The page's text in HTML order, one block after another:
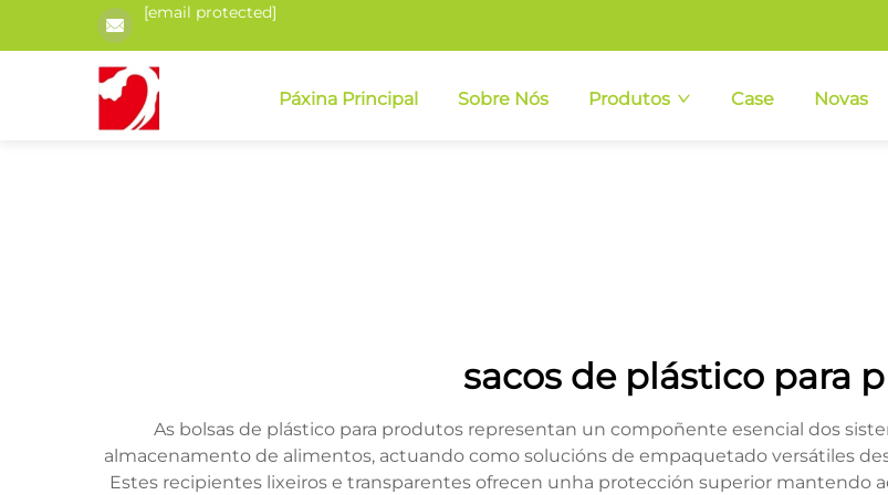
[email protected]
Páxina Principal Sobre Nós Produtos Case Novas
sacos de plástico para
As bolsas de plástico para produtos representan un compoñente esencial dos
almacenamento de alimentos, actuando como solucións de empaquetado versátiles
Estes recipientes lixeiros e transparentes ofrecen unha protección superior